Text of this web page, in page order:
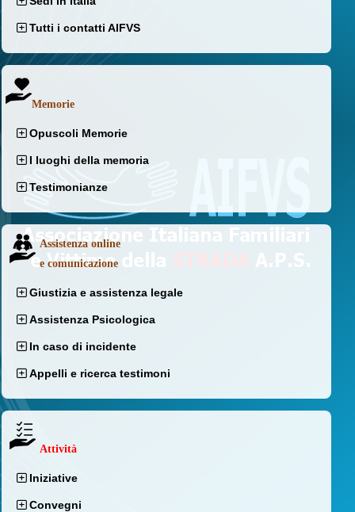
Tutti i contatti AIFVS
Memorie
Opuscoli Memorie
I luoghi della memoria
Testimonianze
Assistenza online
e comunicazione
Giustizia e assistenza legale
Assistenza Psicologica
In caso di incidente
Appelli e ricerca testimoni
Attività
Iniziative
Convegni